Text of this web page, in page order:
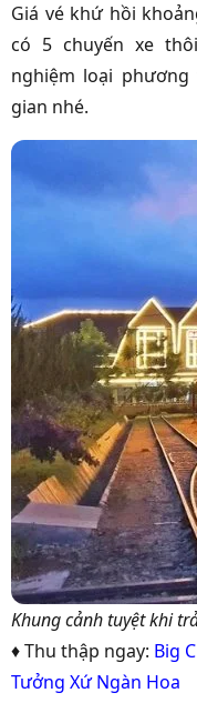
Giá vé khứ hồi
có 5 chuyến xe
nghiệm loại
gian nhé.
Khung cảnh tuyệt khi
♦ Thu thập ngay: Big
Tưởng Xứ Ngàn Hoa